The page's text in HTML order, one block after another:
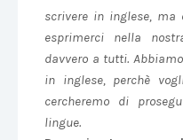
scrivere in inglese,
esprimerci nella
davvero a tutti.
in inglese, perchè
cercheremo di
lingue.